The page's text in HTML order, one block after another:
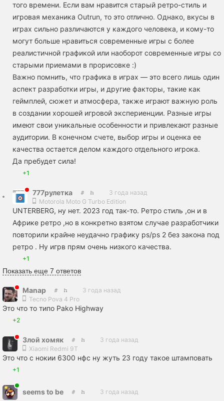
того времени. Если вам нравится старый ретро-стиль и
игровая механика Outrun, то это отлично. Однако, вкусы в
играх сильно различаются у каждого человека, и кому-то
могут больше нравиться современные игры с более
реалистичной графикой или наоборот современные игры со
старыми приемами в прорисовке :)
Важно помнить, что графика в играх — это всего лишь один
аспект разработки игры, и другие факторы, такие как
геймплей, сюжет и атмосфера, также играют важную роль
в создании хорошей игровой экспериенции. Разные игры
имеют свои уникальные особенности и привлекают разные
аудитории. В конечном счете, выбор игры и оценка ее
качества остается делом каждого отдельного игрока.
Да пребудет сила!
+1
777рулетка
3 года назад
Motorola Moto G Turbo Edition
UNTERBERG, ну нет. 2023 год так-то. Ретро стиль ,он и в
Африке ретро ,но в конкретно взятом случае разработчики
повторили крайне неудачно графику ps/ps 2 без закона под
ретро . Ну игрв прям очень низкого качества.
+1
Показать еще 7 ответов
Manap
3 года назад
Tecno Pova 4 Pro
Это что то типо Pako Highway
+2
Злой хомяк
3 года назад
Xiaomi Redmi 9T
Это что с нокии 6300 нфс ну жуть 23 году такое штамповать
+1
seems to be 3 года назад